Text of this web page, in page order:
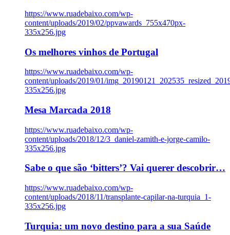
https://www.ruadebaixo.com/wp-
content/uploads/2019/02/ppvawards_755x470px-
335x256.jpg
Os melhores vinhos de Portugal
https://www.ruadebaixo.com/wp-
content/uploads/2019/01/
335x256.jpg
Mesa Marcada 2018
https://www.ruadebaixo.com/wp-
content/uploads/2018/12/3_daniel-zamith-e-jorge-camilo-
335x256.jpg
Sabe o que são ‘bitters’? Vai querer descobrir…
https://www.ruadebaixo.com/wp-
content/uploads/2018/11/transplante-capilar-na-turquia_1-
335x256.jpg
Turquia: um novo destino para a sua Saúde